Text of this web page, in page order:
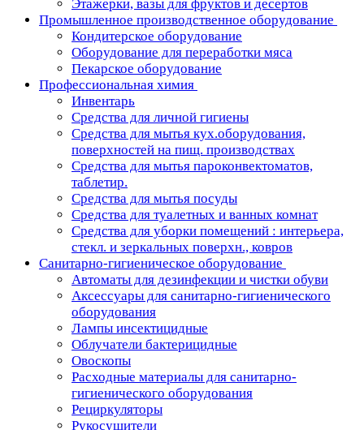
Этажерки, вазы для фруктов и десертов
Промышленное производственное оборудование
Кондитерское оборудование
Оборудование для переработки мяса
Пекарское оборудование
Профессиональная химия
Инвентарь
Средства для личной гигиены
Средства для мытья кух.оборудования,
поверхностей на пищ. производствах
Средства для мытья пароконвектоматов,
таблетир.
Средства для мытья посуды
Средства для туалетных и ванных комнат
Средства для уборки помещений : интерьера,
стекл. и зеркальных поверхн., ковров
Санитарно-гигиеническое оборудование
Автоматы для дезинфекции и чистки обуви
Аксессуары для санитарно-гигиенического
оборудования
Лампы инсектицидные
Облучатели бактерицидные
Овоскопы
Расходные материалы для санитарно-
гигиенического оборудования
Рециркуляторы
Рукосушители